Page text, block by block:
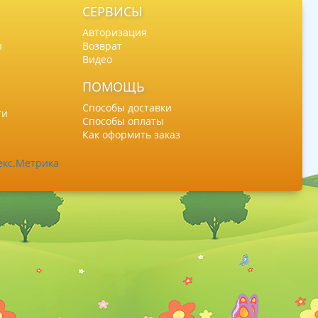
СЕРВИСЫ
Авторизация
Возврат
Видео
ПОМОЩЬ
Способы доставки
Способы оплаты
Как оформить заказ